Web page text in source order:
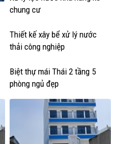
chung cư
Thiết kế xây bể xử lý nước
thải công nghiệp
Biệt thự mái Thái 2 tầng 5
phòng ngủ đẹp